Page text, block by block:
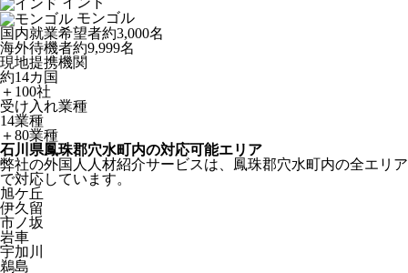
モンゴル
国内就業希望者約3,000名
海外待機者約9,999名
現地提携機関
約14カ国
＋100社
受け入れ業種
14業種
＋80業種
石川県鳳珠郡穴水町内の対応可能エリア
弊社の外国人人材紹介サービスは、鳳珠郡穴水町内の全エリア
で対応しています。
旭ケ丘
伊久留
市ノ坂
岩車
宇加川
鵜島